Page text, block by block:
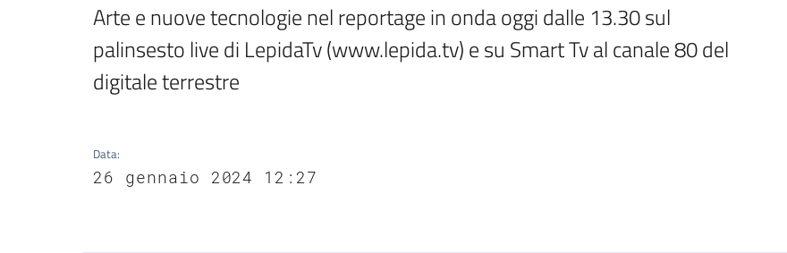
Arte e nuove tecnologie nel reportage in onda oggi dalle 13.30 sul
palinsesto live di LepidaTv (www.lepida.tv) e su Smart Tv al canale 80 del
digitale terrestre
Data:
26 gennaio 2024 12:27